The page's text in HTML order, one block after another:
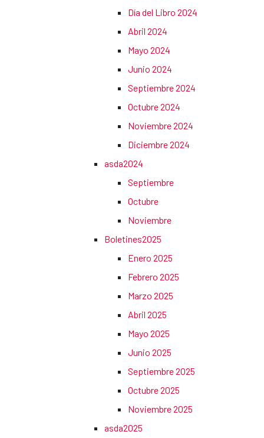
Día del Libro 2024
Abril 2024
Mayo 2024
Junio 2024
Septiembre 2024
Octubre 2024
Noviembre 2024
Diciembre 2024
asda2024
Septiembre
Octubre
Noviembre
Boletines2025
Enero 2025
Febrero 2025
Marzo 2025
Abril 2025
Mayo 2025
Junio 2025
Septiembre 2025
Octubre 2025
Noviembre 2025
asda2025